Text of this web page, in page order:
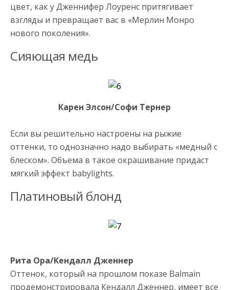
цвет, как у Дженнифер Лоуренс притягивает
взгляды и превращает вас в «Мерлин Монро
нового поколения».
Сияющая медь
Карен Элсон/Софи Тернер
Если вы решительно настроены на рыжие
оттенки, то однозначно надо выбирать «медный с
блеском». Объема в такое окрашивание придаст
мягкий эффект babylights.
Платиновый блонд
Рита Ора/Кендалл Дженнер
Оттенок, который на прошлом показе Balmain
продемонстрировала Кендалл Дженнер, имеет все